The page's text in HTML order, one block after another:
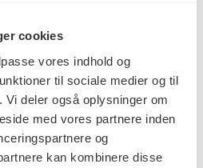
cookies
vores indhold og
til sociale medier og til
deler også oplysninger om
med vores partnere inden
og
kan kombinere disse
hos en af vores
at rejse. Såhjælper vi
der er relevante